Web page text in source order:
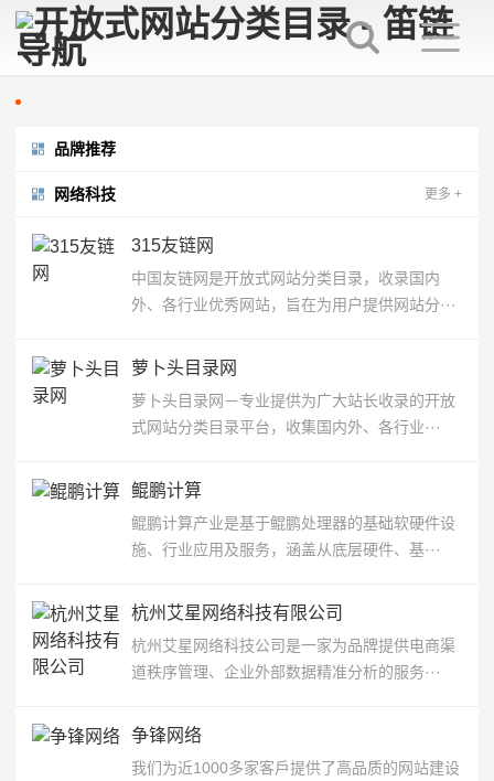
品牌推荐
网络科技 更多 +
315友链网
中国友链网是开放式网站分类目录，收录国内
外、各行业优秀网站，旨在为用户提供网站分···
萝卜头目录网
萝卜头目录网－专业提供为广大站长收录的开放
式网站分类目录平台，收集国内外、各行业···
鲲鹏计算
鲲鹏计算产业是基于鲲鹏处理器的基础软硬件设
施、行业应用及服务，涵盖从底层硬件、基···
杭州艾星网络科技有限公司
杭州艾星网络科技公司是一家为品牌提供电商渠
道秩序管理、企业外部数据精准分析的服务···
争锋网络
我们为近1000多家客戶提供了高品质的网站建设